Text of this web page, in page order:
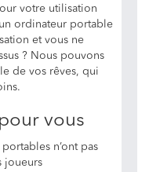
votre utilisation
ordinateur portable
et vous ne
? Nous pouvons
de vos rêves, qui
vous
portables n’ont pas
joueurs